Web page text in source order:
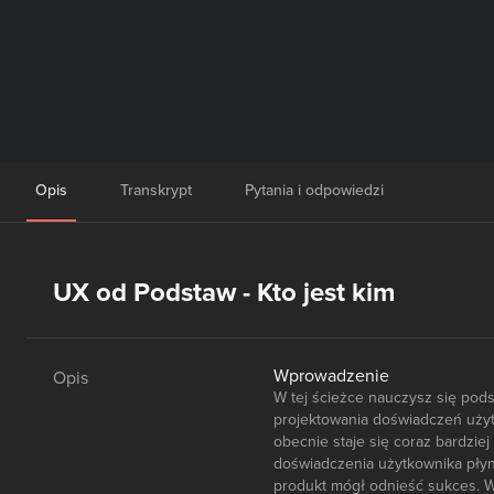
Opis Transkrypt Pytania i odpowiedzi
UX od Podstaw - Kto jest kim
Opis Wprowadzenie
W tej ścieżce nauczysz się
projektowania doświadczeń
obecnie staje się coraz
doświadczenia użytkownika
produkt mógł odnieść sukces.